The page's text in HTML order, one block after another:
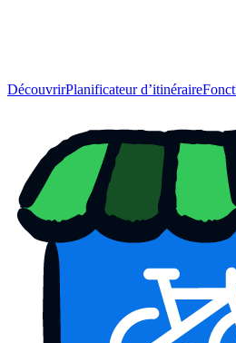
DécouvrirPlanificateur d’itinéraire